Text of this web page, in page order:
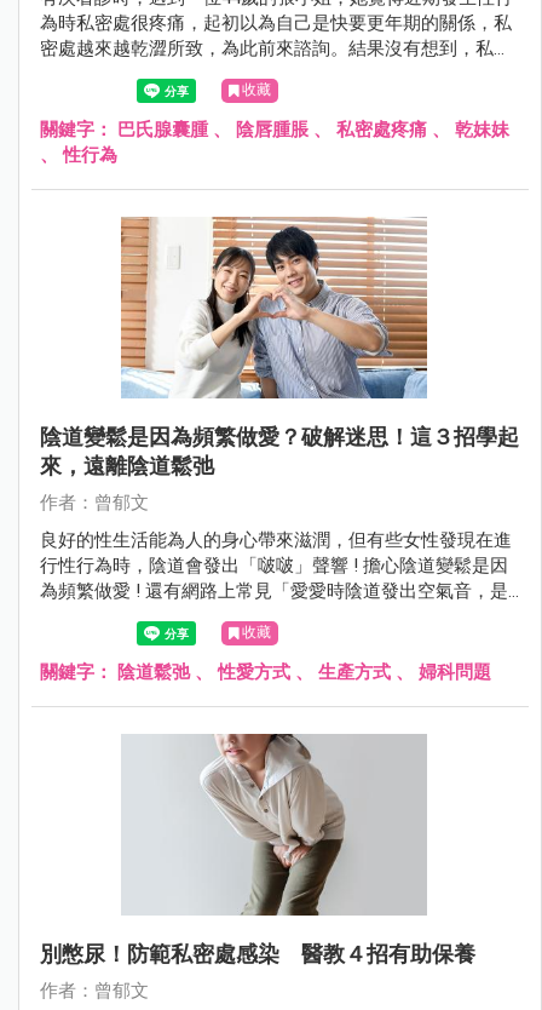
為時私密處很疼痛，起初以為自己是快要更年期的關係，私
密處越來越乾澀所致，為此前來諮詢。結果沒有想到，私密
處的乾澀問題並不是因為快要更年期的關係！究竟還有什麼
原因會導致突然擁有「乾妹妹」？！就讓我們繼續看下去
吧！
收藏
關鍵字： 巴氏腺囊腫、 陰唇腫脹 、 私密處疼痛 、 乾妹妹
、性行為
陰道變鬆是因為頻繁做愛？破解迷思！這３招學起
來，遠離陰道鬆弛
作者：曾郁文
良好的性生活能為人的身心帶來滋潤，但有些女性發現在進
行性行為時，陰道會發出「啵啵」聲響 ! 擔心陰道變鬆是因
為頻繁做愛 ! 還有網路上常見「愛愛時陰道發出空氣音，是
陰道鬆弛嗎？」的說法，今天就來為大家說明陰道鬆弛及預
收藏
關鍵字： 陰道鬆弛、性愛方式 、 生產方式 、 婦科問題
別憋尿！防範私密處感染 醫教４招有助保養
作者：曾郁文